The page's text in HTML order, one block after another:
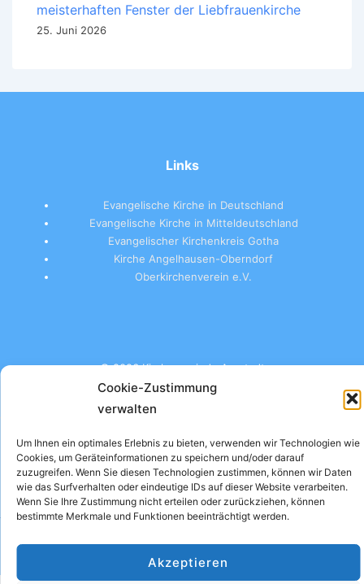
Cookie-Zustimmung
verwalten
Um Ihnen ein optimales Erlebnis zu bieten, verwenden wir Technologien wie
Cookies, um Geräteinformationen zu speichern und/oder darauf
zuzugreifen. Wenn Sie diesen Technologien zustimmen, können wir Daten
wie das Surfverhalten oder eindeutige IDs auf dieser Website verarbeiten.
Wenn Sie Ihre Zustimmung nicht erteilen oder zurückziehen, können
bestimmte Merkmale und Funktionen beeinträchtigt werden.
Akzeptieren
meisterhaften Fenster der Liebfrauenkirche
25. Juni 2026
Links
Evangelische Kirche in Deutschland
Evangelische Kirche in Mitteldeutschland
Evangelischer Kirchenkreis Gotha
Kirche Angelhausen-Oberndorf
Oberkirchenverein e.V.
© 2026 Kirchgemeinde Arnstadt
Impressum Datenschutzerklärung Cookie-Richtlinie (EU)